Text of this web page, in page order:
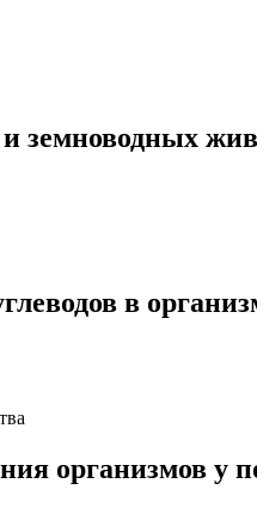
земноводных
в
организмов у